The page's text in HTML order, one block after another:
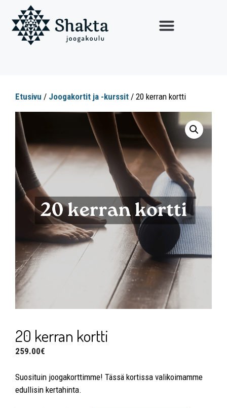
Etusivu / Joogakortit ja -kurssit / 20 kerran kortti
20 kerran kortti
259.00€
Suosituin joogakorttimme! Tässä kortissa valikoimamme
edullisin kertahinta.